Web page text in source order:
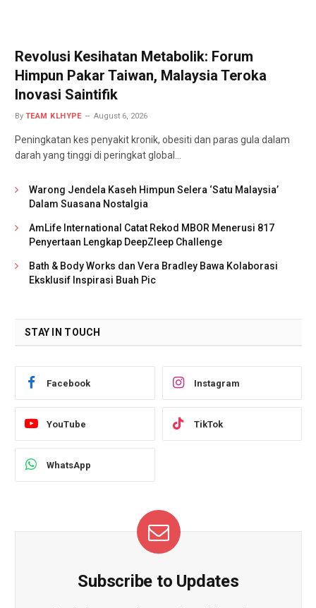
Revolusi Kesihatan Metabolik: Forum
Himpun Pakar Taiwan, Malaysia Teroka
Inovasi Saintifik
By TEAM KLHYPE August 6, 2026
Peningkatan kes penyakit kronik, obesiti dan paras gula dalam
darah yang tinggi di peringkat global…
Warong Jendela Kaseh Himpun Selera ‘Satu Malaysia’
Dalam Suasana Nostalgia
AmLife International Catat Rekod MBOR Menerusi 817
Penyertaan Lengkap DeepZleep Challenge
Bath & Body Works dan Vera Bradley Bawa Kolaborasi
Eksklusif Inspirasi Buah Pic
STAY IN TOUCH
Facebook Instagram
YouTube TikTok
WhatsApp
Subscribe to Updates